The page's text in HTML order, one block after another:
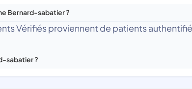
Bernard-sabatier ?
Vérifiés proviennent de patients
sabatier ?